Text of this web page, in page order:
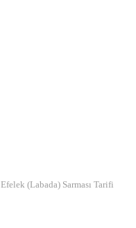
Efelek (Labada) Sarması Tarifi